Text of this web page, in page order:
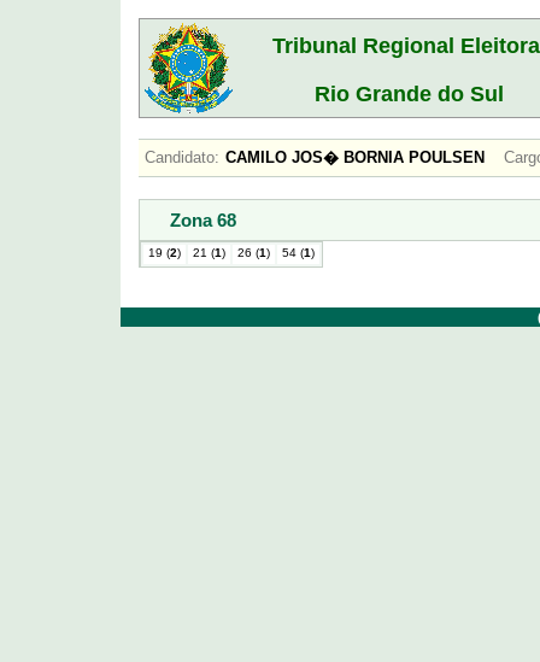
Tribunal Regional
Rio Grande do Sul
Candidato: CAMILO JOS� BORNIA POULSEN
Zona 68
19 (2) 21 (1) 26 (1) 54 (1)